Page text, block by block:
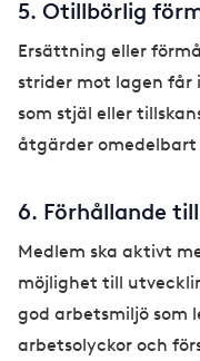
5. Otillbörlig
Ersättning eller
strider mot lagen får
som stjäl eller
åtgärder omedelbart
6. Förhållande
Medlem ska aktivt
möjlighet till
god arbetsmiljö som
arbetsolyckor och